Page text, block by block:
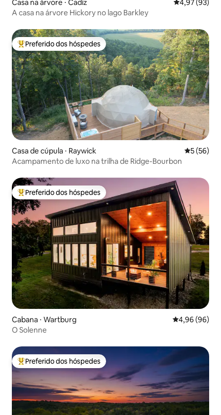
Casa na árvore ⋅ Cadiz 4,97 de uma
4,97 (93)
A casa na árvore Hickory no lago Barkley
Entre os melhores preferidos dos hóspedes
Preferido dos hóspedes
Casa de cúpula ⋅ Raywick 5 de uma
5 (56)
Acampamento de luxo na trilha de Ridge-Bourbon
Entre os melhores preferidos dos hóspedes
Preferido dos hóspedes
Cabana ⋅ Wartburg 4,96 de uma
4,96 (96)
O Solenne
Entre os melhores preferidos dos hóspedes
Preferido dos hóspedes